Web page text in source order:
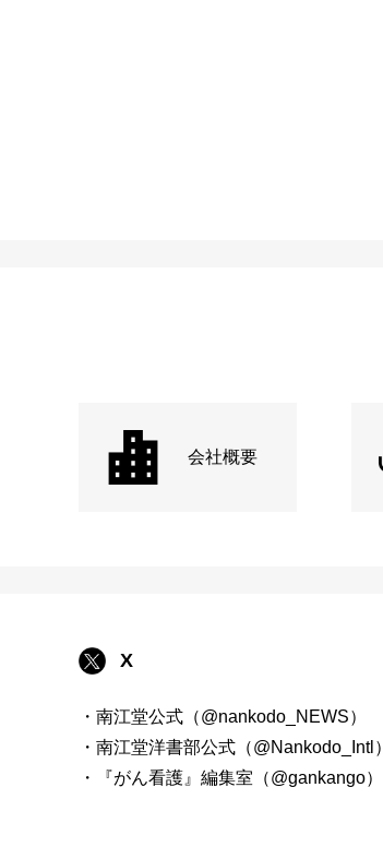
会社概要
X
・南江堂公式（@nankodo_NEWS）
・南江堂洋書部公式（@Nankodo_Intl）
・『がん看護』編集室（@gankango）